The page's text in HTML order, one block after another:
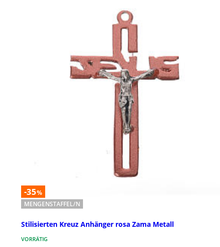
-35%
MENGENSTAFFEL/N
Stilisierten Kreuz Anhänger rosa Zama Metall
VORRÄTIG